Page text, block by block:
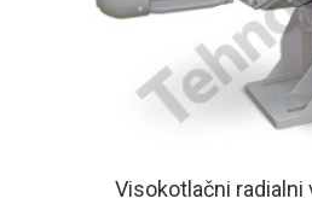
Visokotlačni radialni